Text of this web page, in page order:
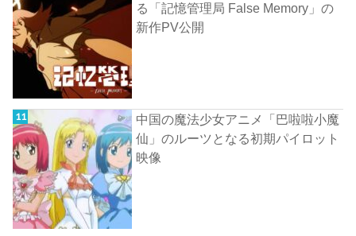
る「記憶管理局 False Memory」の
新作PV公開
中国の魔法少女アニメ「巴啦啦小魔
仙」のルーツとなる初期パイロット
映像